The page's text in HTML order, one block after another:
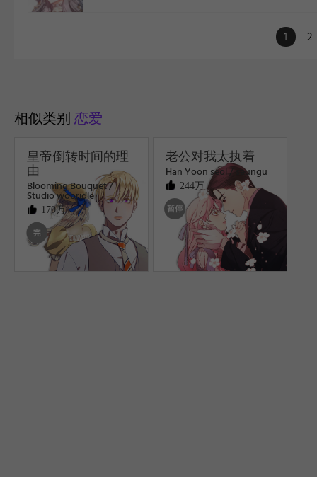
1 2
相似类别恋爱
皇帝倒转时间的理
由
Blooming Bouquet /
Studio wooridle
170万
老公对我太执着
Han Yoon seol / seungu
244万